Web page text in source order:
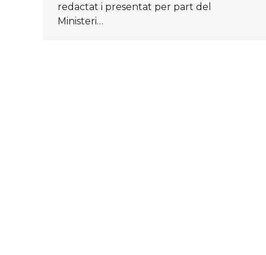
redactat i presentat per part del
Ministeri…